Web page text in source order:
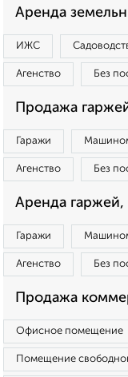
Аренда
ИЖС
Агенство Без
Продажа
Гаражи
Агенство Без
Аренда
Гаражи
Агенство Без
Продажа
Офисное помещение
Помещение